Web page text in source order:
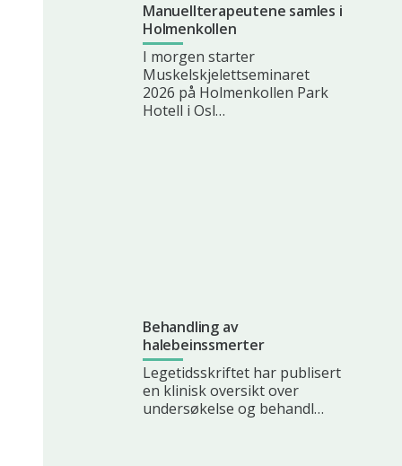
Manuellterapeutene samles i
Holmenkollen
I morgen starter
Muskelskjelettseminaret
2026 på Holmenkollen Park
Hotell i Osl…
Behandling av
halebeinssmerter
Legetidsskriftet har publisert
en klinisk oversikt over
undersøkelse og behandl…